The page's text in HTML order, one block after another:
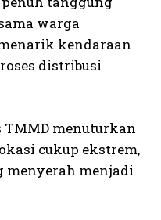
warga
kendaraan
distribusi
TMMD menuturkan
cukup ekstrem,
menyerah menjadi